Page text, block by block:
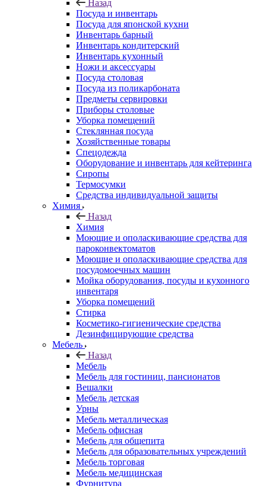
Назад
Посуда и инвентарь
Посуда для японской кухни
Инвентарь барный
Инвентарь кондитерский
Инвентарь кухонный
Ножи и аксессуары
Посуда столовая
Посуда из поликарбоната
Предметы сервировки
Приборы столовые
Уборка помещений
Стеклянная посуда
Хозяйственные товары
Спецодежда
Оборудование и инвентарь для кейтеринга
Сиропы
Термосумки
Средства индивидуальной защиты
Химия
Назад
Химия
Моющие и ополаскивающие средства для
пароконвектоматов
Моющие и ополаскивающие средства для
посудомоечных машин
Мойка оборудования, посуды и кухонного
инвентаря
Уборка помещений
Стирка
Косметико-гигиенические средства
Дезинфицирующие средства
Мебель
Назад
Мебель
Мебель для гостиниц, пансионатов
Вешалки
Мебель детская
Урны
Мебель металлическая
Мебель офисная
Мебель для общепита
Мебель для образовательных учреждений
Мебель торговая
Мебель медицинская
Фурнитура